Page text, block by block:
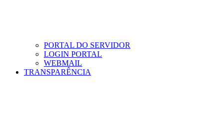
PORTAL DO SERVIDOR
LOGIN PORTAL
WEBMAIL
TRANSPARÊNCIA